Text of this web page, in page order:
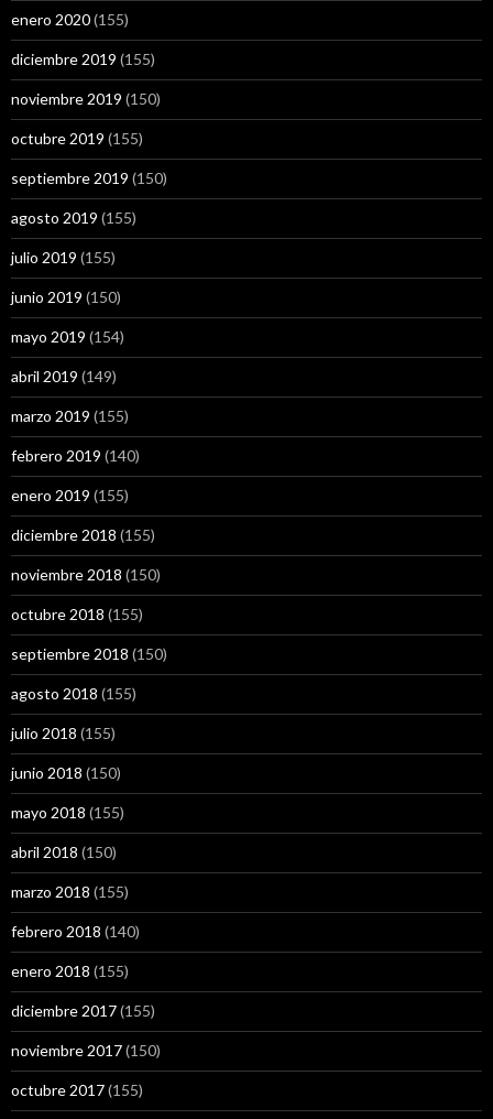
enero 2020(155)
diciembre 2019 (155)
noviembre 2019 (150)
octubre 2019 (155)
septiembre 2019 (150)
agosto 2019 (155)
julio 2019 (155)
junio 2019 (150)
mayo 2019 (154)
abril 2019 (149)
marzo 2019 (155)
febrero 2019 (140)
enero 2019 (155)
diciembre 2018 (155)
noviembre 2018 (150)
octubre 2018 (155)
septiembre 2018 (150)
agosto 2018 (155)
julio 2018 (155)
junio 2018 (150)
mayo 2018 (155)
abril 2018 (150)
marzo 2018 (155)
febrero 2018 (140)
enero 2018 (155)
diciembre 2017(155)
noviembre 2017(150)
octubre 2017(155)